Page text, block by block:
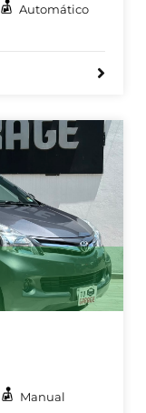
Automático
Manual